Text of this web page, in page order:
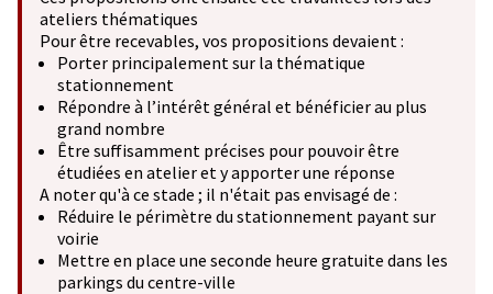
ateliers thématiques
Pour être recevables, vos propositions devaient :
Porter principalement sur la thématique
stationnement
Répondre à l’intérêt général et bénéficier au plus
grand nombre
Être suffisamment précises pour pouvoir être
étudiées en atelier et y apporter une réponse
A noter qu'à ce stade ; il n'était pas envisagé de :
Réduire le périmètre du stationnement payant sur
voirie
Mettre en place une seconde heure gratuite dans les
parkings du centre-ville